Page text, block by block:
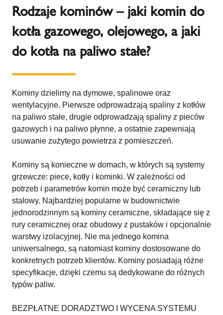
Rodzaje kominów – jaki komin do
kotła gazowego, olejowego, a jaki
do kotła na paliwo stałe?
Kominy dzielimy na dymowe, spalinowe oraz
wentylacyjne. Pierwsze odprowadzają spaliny z kotłów
na paliwo stałe, drugie odprowadzają spaliny z pieców
gazowych i na paliwo płynne, a ostatnie zapewniają
usuwanie zużytego powietrza z pomieszczeń.
Kominy są konieczne w domach, w których są systemy
grzewcze: piece, kotły i kominki. W zależności od
potrzeb i parametrów komin może być ceramiczny lub
stalowy. Najbardziej popularne w budownictwie
jednorodzinnym są kominy ceramiczne, składające się z
rury ceramicznej oraz obudowy z pustaków i opcjonalnie
warstwy izolacyjnej. Nie ma jednego komina
uniwersalnego, są natomiast kominy dostosowane do
konkretnych potrzeb klientów. Kominy posiadają różne
specyfikacje, dzięki czemu są dedykowane do różnych
typów paliw.
BEZPŁATNE DORADZTWO I WYCENA SYSTEMU